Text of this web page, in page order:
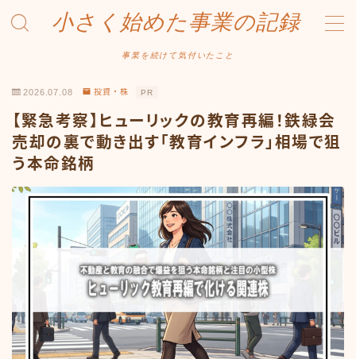
小さく始めた事業の記録
事業を続けて気付いたこと
Amazonせどり
トラブル事例
出品ノウハウ
フリマ物販
Yahoo出品
メルカリ販売
投資・株
2026.07.08 投資・株 PR
【緊急考察】ヒューリックの教育再編！鉄緑会
売却の裏で動き出す「教育インフラ」相場で狙
う本命銘柄